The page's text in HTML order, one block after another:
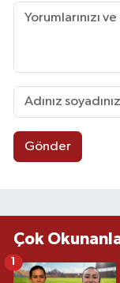
Gönder
Çok